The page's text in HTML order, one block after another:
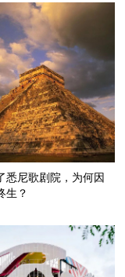
悉尼歌剧院，为何因
生？